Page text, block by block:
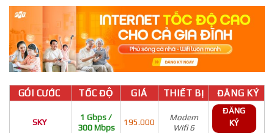
GÓI CƯỚC TỐC ĐỘ GIÁ THIẾT BỊ ĐĂNG KÝ
SKY
1 Gbps /
300 Mbps
195.000
Modem
Wifi 6
ĐĂNG
KÝ